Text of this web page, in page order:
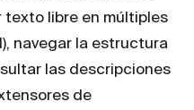
libre en múltiples
navegar la estructura
las descripciones
de